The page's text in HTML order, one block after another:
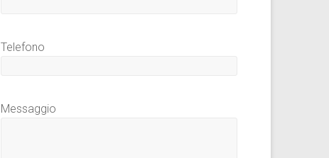
Telefono
Messaggio